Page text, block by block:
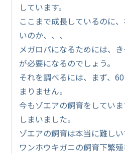
しています。
ここまで成長しているのに
いのか、、、
メガロパになるためには、
が必要になるのでしょう。
それを調べるには、まず、
まりません。
今もゾエアの飼育をしてい
しまいました。
ゾエアの飼育は本当に難し
ワンホウキガニの飼育下繁